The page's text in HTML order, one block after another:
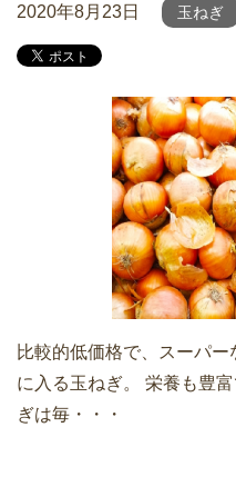
2020年8月23日 玉ねぎ
比較的低価格で、スーパ
に入る玉ねぎ。 栄養も豊
ぎは毎・・・